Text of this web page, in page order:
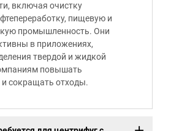
включая очистку
пищевую и
промышленность. Они
в приложениях,
твердой и жидкой
повышать
сокращать отходы.